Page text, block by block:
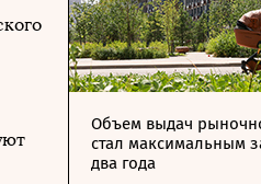
Объем выдач
стал максимальным
два года